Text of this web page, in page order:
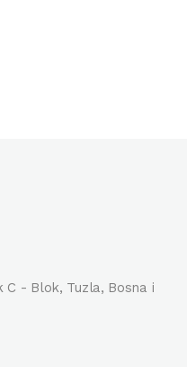
C - Blok, Tuzla, Bosna i